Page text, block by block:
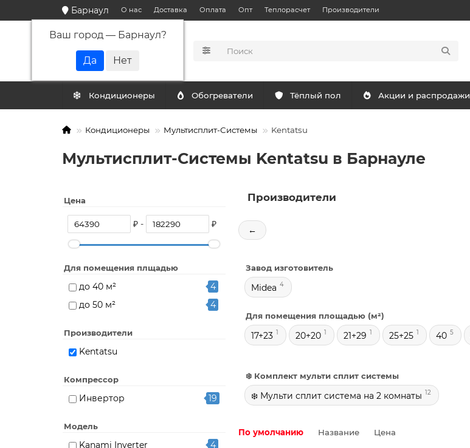
Барнаул
Ваш город — Барнаул?
О нас Доставка Оплата Опт Теплорасчет Производители
Кондиционеры Обогреватели Тёплый пол Акции и распродажи
Кондиционеры Мультисплит-Системы Kentatsu
Мультисплит-Системы Kentatsu в Барнауле
Цена
₽ - ₽
Для помещения плщадью
до 40 м²
4
до 50 м²
4
Производители
Kentatsu
Компрессор
Инвертор 19
Модель
Kanami Inverter
4
Производители
←
Завод изготовитель
Midea 4
Для помещения площадью (м²)
17+23 1 20+20 1 21+29 1 25+25 1 40 5
❄️ Комплект мульти сплит системы
❄️ Мульти сплит система на 2 комнаты 12
По умолчанию Название Цена